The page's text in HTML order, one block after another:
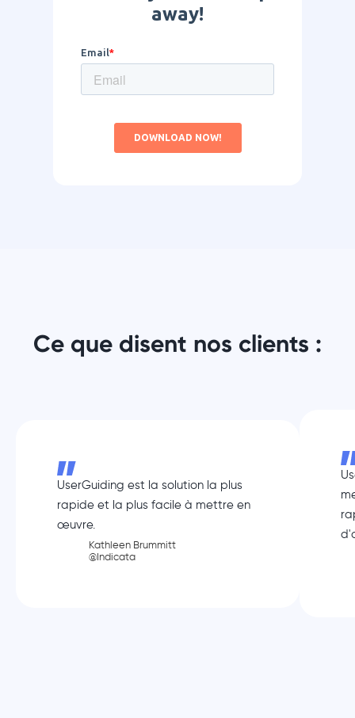
Ce que disent nos clients :
UserGuiding est la solution la plus
rapide et la plus facile à mettre en
œuvre.
Kathleen Brummitt
@Indicata